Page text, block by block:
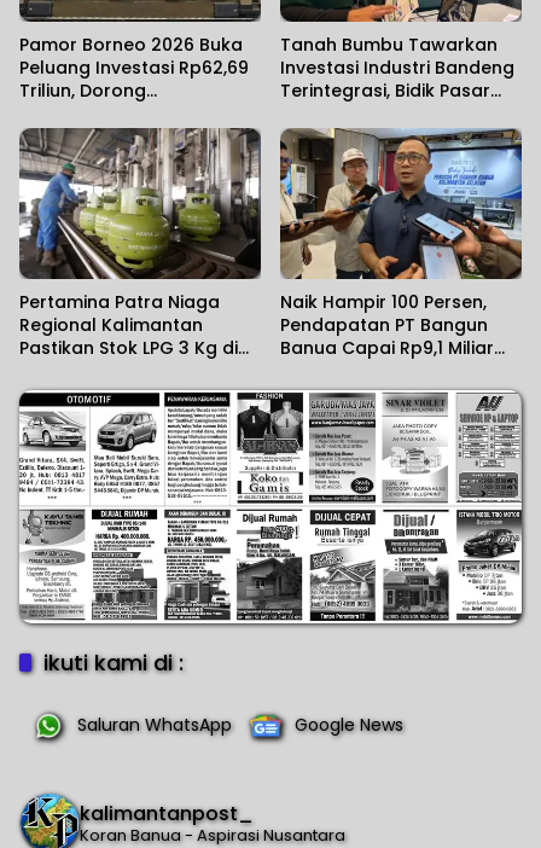
Pamor Borneo 2026 Buka
Peluang Investasi Rp62,69
Triliun, Dorong
Kalimantan
Tanah Bumbu Tawarkan
Investasi Industri Bandeng
Terintegrasi, Bidik Pasar
Pertamina Patra Niaga
Regional Kalimantan
Pastikan Stok LPG 3 Kg di
Naik Hampir 100 Persen,
Pendapatan PT Bangun
Banua Capai Rp9,1 Miliar
ikuti kami di :
Saluran WhatsApp Google News
kalimantanpost_
Koran Banua - Aspirasi Nusantara